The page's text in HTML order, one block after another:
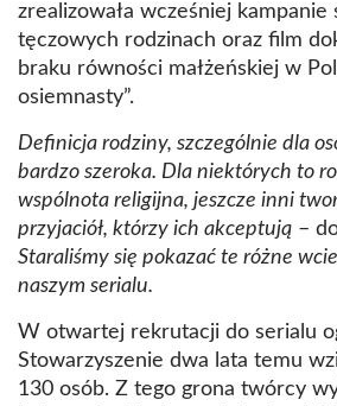
zrealizowała wcześniej kampanie
tęczowych rodzinach oraz film
braku równości małżeńskiej w
osiemnasty”.
Definicja rodziny, szczególnie dla
bardzo szeroka. Dla niektórych to
wspólnota religijna, jeszcze inni
przyjaciół, którzy ich akceptują –
Staraliśmy się pokazać te różne
naszym serialu.
W otwartej rekrutacji do serialu
Stowarzyszenie dwa lata temu
130 osób. Z tego grona twórcy